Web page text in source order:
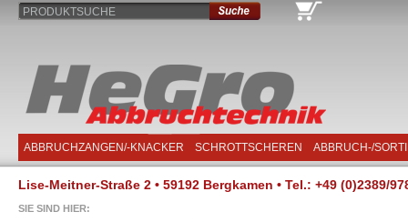
ABBRUCHZANGEN/-KNACKER SCHROTTSCHEREN ABBRUCH-/
PRODUKTSUCHE
Lise-Meitner-Straße 2 • 59192 Bergkamen • Tel.: +49 (0)2389/
SIE SIND HIER: